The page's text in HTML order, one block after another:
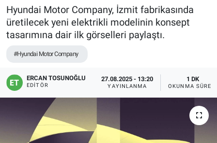
Hyundai Motor Company, İzmit fabrikasında
üretilecek yeni elektrikli modelinin konsept
tasarımına dair ilk görselleri paylaştı.
#Hyundai Motor Company
ERCAN TOSUNOĞLU
EDITÖR
27.08.2025 - 13:20
YAYINLANMA
1 DK
OKUNMA SÜRESI